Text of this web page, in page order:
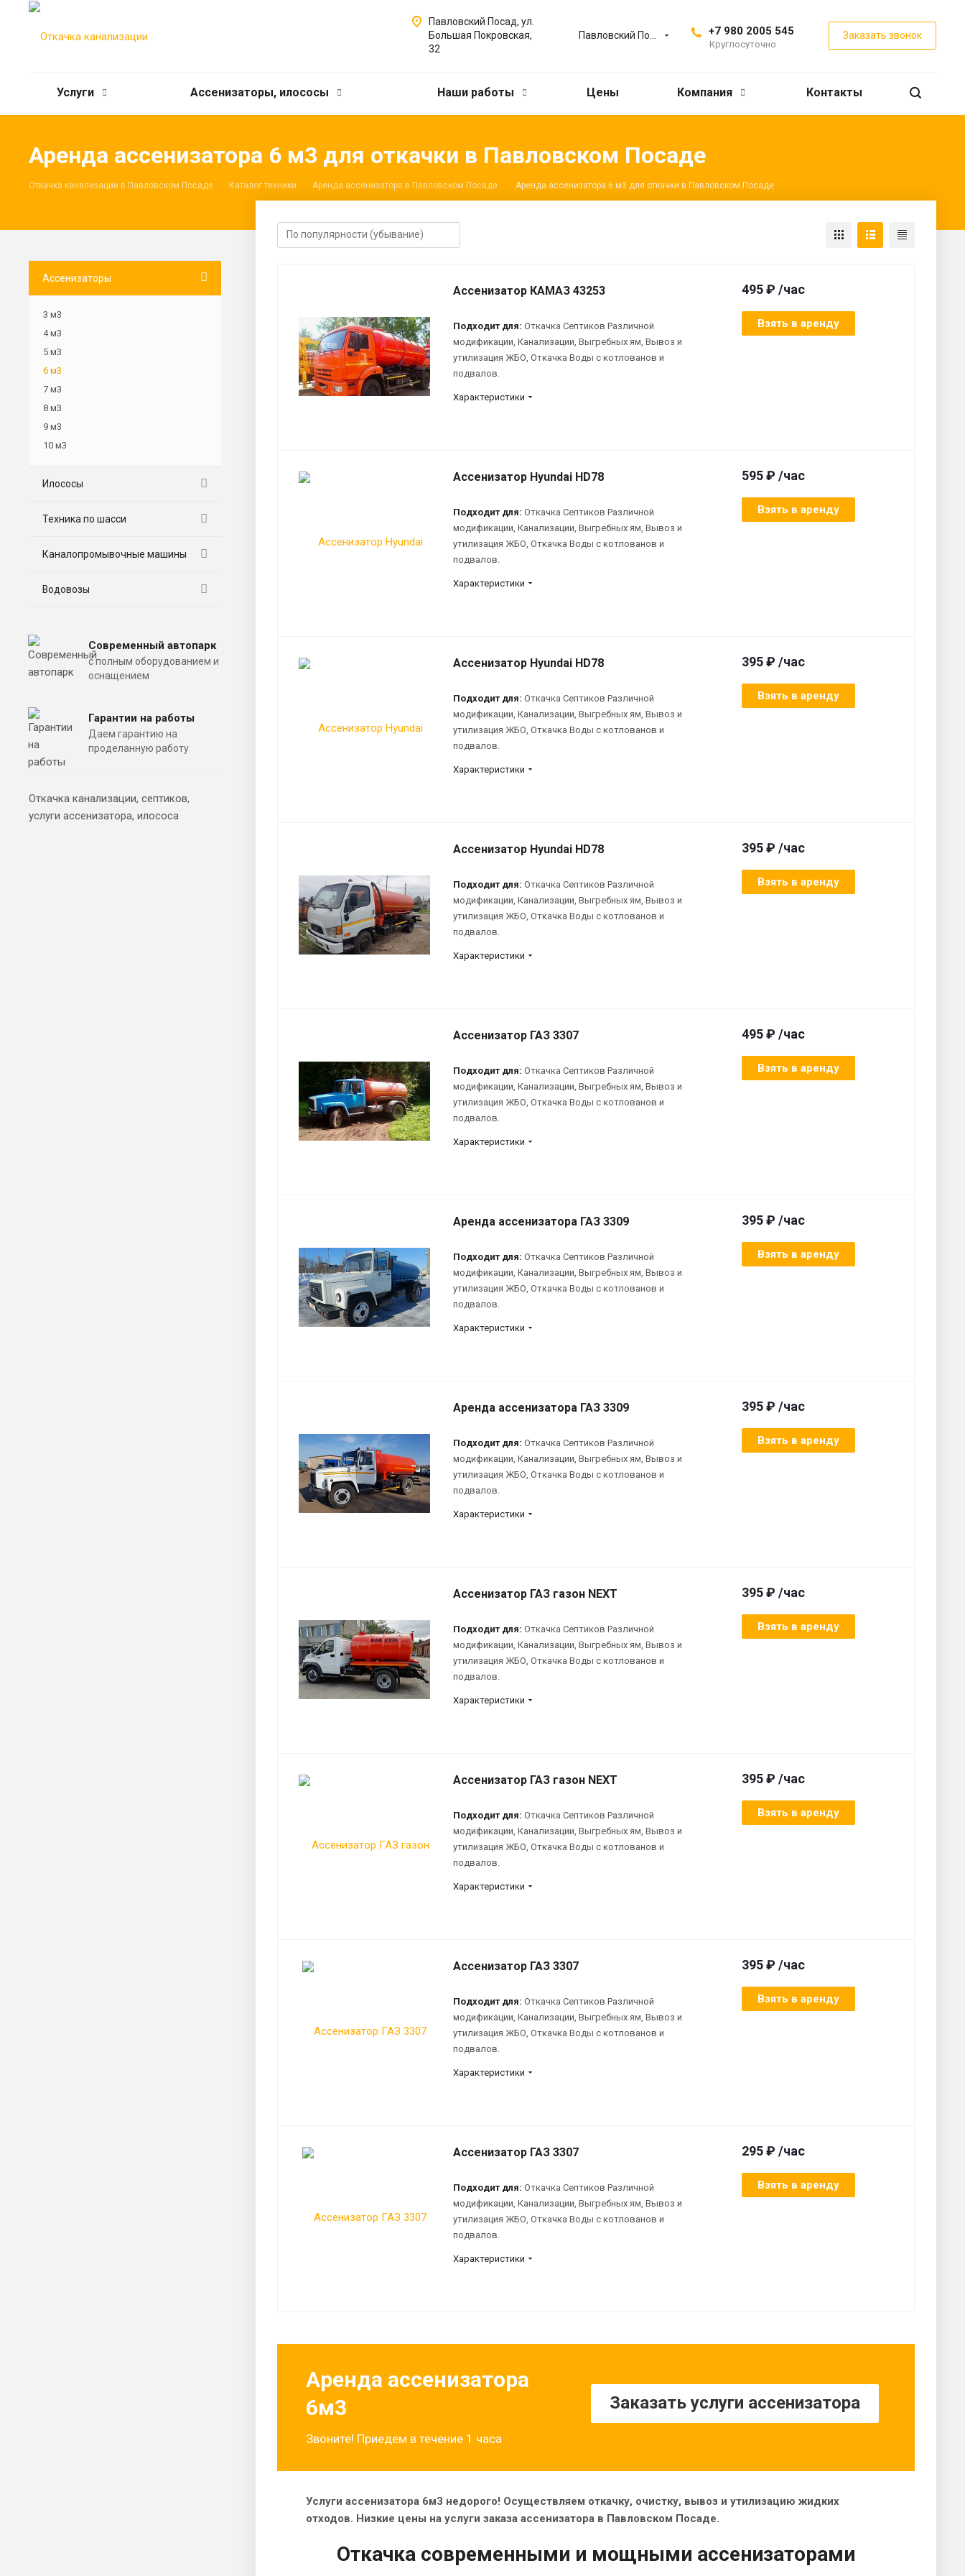
Павловский Посад +7 980 2005 545
Круглосуточно
Заказать звонок
Павловский Посад, ул.
Большая Покровская,
32
Услуги Ассенизаторы, илососы Наши работы Цены Компания Контакты
Аренда ассенизатора 6 м3 для откачки в Павловском Посаде
Откачка канализации в Павловском Посаде Каталог техники Аренда ассенизатора в Павловском Посаде Аренда ассенизатора 6 м3 для откачки в Павловском Посаде
Ассенизатор КАМАЗ 43253
Подходит для: Откачка Септиков Различной
модификации, Канализации, Выгребных ям, Вывоз и
утилизация ЖБО, Откачка Воды с котлованов и
подвалов.
Характеристики
495 ₽ /час
Взять в аренду
Ассенизатор Hyundai HD78
Подходит для: Откачка Септиков Различной
модификации, Канализации, Выгребных ям, Вывоз и
утилизация ЖБО, Откачка Воды с котлованов и
подвалов.
Характеристики
595 ₽ /час
Взять в аренду
Ассенизатор Hyundai HD78
Подходит для: Откачка Септиков Различной
модификации, Канализации, Выгребных ям, Вывоз и
утилизация ЖБО, Откачка Воды с котлованов и
подвалов.
Характеристики
395 ₽ /час
Взять в аренду
Ассенизатор Hyundai HD78
Подходит для: Откачка Септиков Различной
модификации, Канализации, Выгребных ям, Вывоз и
утилизация ЖБО, Откачка Воды с котлованов и
подвалов.
Характеристики
395 ₽ /час
Взять в аренду
Ассенизатор ГАЗ 3307
Подходит для: Откачка Септиков Различной
модификации, Канализации, Выгребных ям, Вывоз и
утилизация ЖБО, Откачка Воды с котлованов и
подвалов.
Характеристики
495 ₽ /час
Взять в аренду
Аренда ассенизатора ГАЗ 3309
Подходит для: Откачка Септиков Различной
модификации, Канализации, Выгребных ям, Вывоз и
утилизация ЖБО, Откачка Воды с котлованов и
подвалов.
Характеристики
395 ₽ /час
Взять в аренду
Аренда ассенизатора ГАЗ 3309
Подходит для: Откачка Септиков Различной
модификации, Канализации, Выгребных ям, Вывоз и
утилизация ЖБО, Откачка Воды с котлованов и
подвалов.
Характеристики
395 ₽ /час
Взять в аренду
Ассенизатор ГАЗ газон NEXT
Подходит для: Откачка Септиков Различной
модификации, Канализации, Выгребных ям, Вывоз и
утилизация ЖБО, Откачка Воды с котлованов и
подвалов.
Характеристики
395 ₽ /час
Взять в аренду
Ассенизатор ГАЗ газон NEXT
Подходит для: Откачка Септиков Различной
модификации, Канализации, Выгребных ям, Вывоз и
утилизация ЖБО, Откачка Воды с котлованов и
подвалов.
Характеристики
395 ₽ /час
Взять в аренду
Ассенизатор ГАЗ 3307
Подходит для: Откачка Септиков Различной
модификации, Канализации, Выгребных ям, Вывоз и
утилизация ЖБО, Откачка Воды с котлованов и
подвалов.
Характеристики
395 ₽ /час
Взять в аренду
Ассенизатор ГАЗ 3307
Подходит для: Откачка Септиков Различной
модификации, Канализации, Выгребных ям, Вывоз и
утилизация ЖБО, Откачка Воды с котлованов и
подвалов.
Характеристики
295 ₽ /час
Взять в аренду
Аренда ассенизатора
6м3
Звоните! Приедем в течение 1 часа
Заказать услуги ассенизатора
Услуги ассенизатора 6м3 недорого! Осуществляем откачку, очистку, вывоз и утилизацию жидких
отходов. Низкие цены на услуги заказа ассенизатора в Павловском Посаде.
Откачка современными и мощными ассенизаторами
Ассенизаторы
3 м3
4 м3
5 м3
6 м3
7 м3
8 м3
9 м3
10 м3
Илососы
Техника по шасси
Каналопромывочные машины
Водовозы
Современный автопарк
с полным оборудованием и
оснащением
Гарантии на работы
Даем гарантию на
проделанную работу
Откачка канализации, септиков,
услуги ассенизатора, илососа